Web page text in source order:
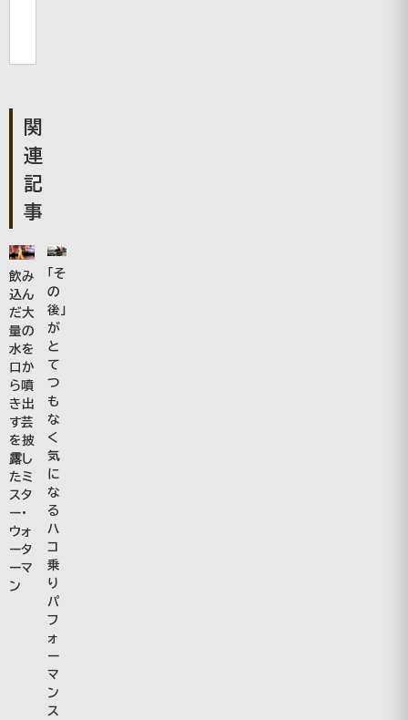
関
連
記
事
飲み
込ん
だ大
量の
水を
口か
ら噴
き出
す芸
を披
露し
たミ
スタ
ー・
ウォ
ータ
ーマ
ン
「そ
の
後」
が
と
て
つ
も
な
く
気
に
な
る
ハ
コ
乗
り
パ
フ
ォ
ー
マ
ン
ス